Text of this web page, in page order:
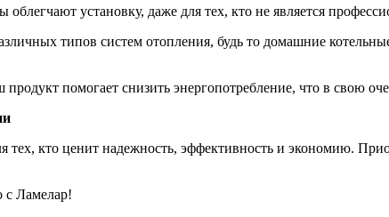
установку, даже для тех, кто не является
типов систем отопления, будь то домашние
помогает снизить энергопотребление, что в свою
кто ценит надежность, эффективность и экономию.
с Ламелар!